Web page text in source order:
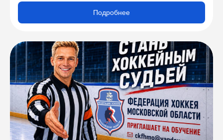
соревнованиях, запланированных Федерацией
хоккея Московской области к проведению в сезоне
2026-2027.
Подробнее